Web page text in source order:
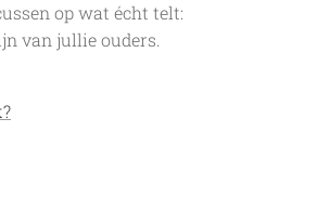
op wat écht telt:
van jullie ouders.